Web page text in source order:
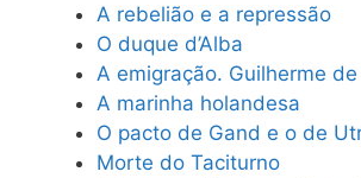
A rebelião e a repressão
O duque d’Alba
A emigração. Guilherme
A marinha holandesa
O pacto de Gand e o de
Morte do Taciturno